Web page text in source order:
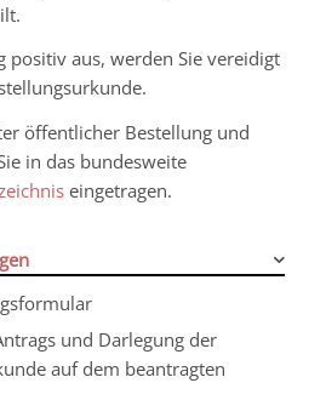
positiv aus, werden Sie vereidigt
öffentlicher Bestellung und
in das bundesweite
eingetragen.
und Darlegung der
auf dem beantragten